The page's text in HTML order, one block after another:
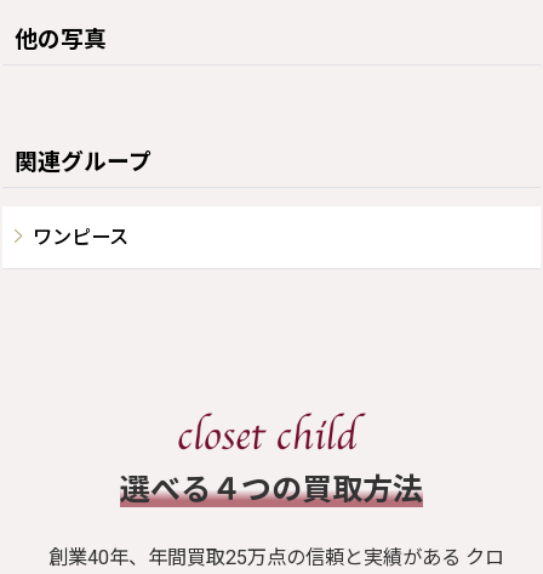
他の写真
関連グループ
ワンピース
​選べる４つの買取方法
創業40年、年間買取25万点の信頼と実績がある クロ